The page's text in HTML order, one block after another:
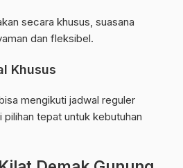
secara khusus, suasana
dan fleksibel.
Khusus
mengikuti jadwal reguler
tepat untuk kebutuhan